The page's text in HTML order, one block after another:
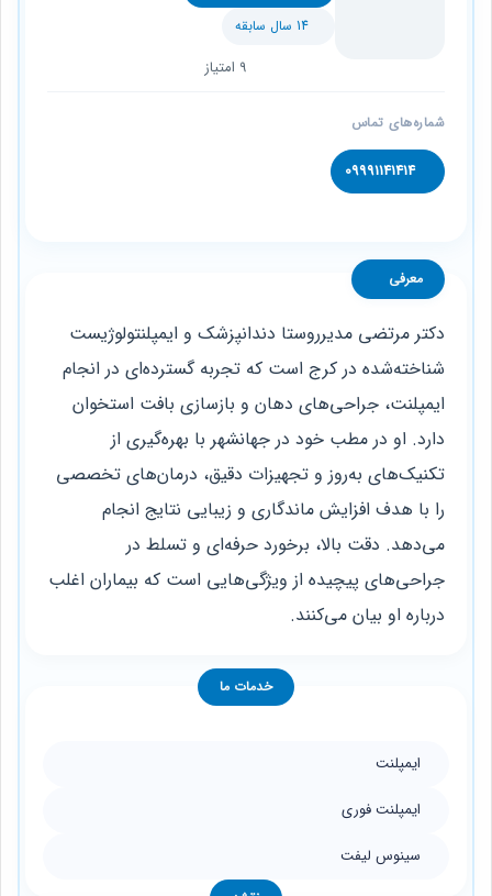
14 سال سابقه
9 امتیاز
شماره‌های تماس
09991141414
معرفی
دکتر مرتضی مدیرروستا دندانپزشک و ایمپلنتولوژیست
شناخته‌شده در کرج است که تجربه گسترده‌ای در انجام
ایمپلنت، جراحی‌های دهان و بازسازی بافت استخوان
دارد. او در مطب خود در جهانشهر با بهره‌گیری از
تکنیک‌های به‌روز و تجهیزات دقیق، درمان‌های تخصصی
را با هدف افزایش ماندگاری و زیبایی نتایج انجام
می‌دهد. دقت بالا، برخورد حرفه‌ای و تسلط در
جراحی‌های پیچیده از ویژگی‌هایی است که بیماران اغلب
درباره او بیان می‌کنند.
خدمات ما
ایمپلنت
ایمپلنت فوری
سینوس لیفت